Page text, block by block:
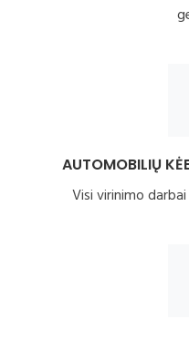
AUTOMOBILIŲ
Visi virinimo